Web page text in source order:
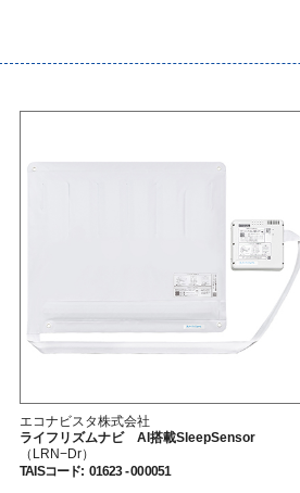
エコナビスタ株式会社
ライフリズムナビ AI搭載SleepSensor
（LRN−Dr）
TAISコード: 01623 - 000051